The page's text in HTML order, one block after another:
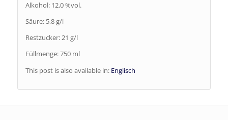
Alkohol: 12,0 %vol.
Säure: 5,8 g/l
Restzucker: 21 g/l
Füllmenge: 750 ml
This post is also available in: Englisch